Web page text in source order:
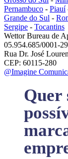
Pernambuco - Piauí
Grande do Sul -
Sergipe - Tocantins
Wettor Bureau de
05.954.685/0001-29
Rua Dr. José
CEP: 60115-280
@Imagine
Quer